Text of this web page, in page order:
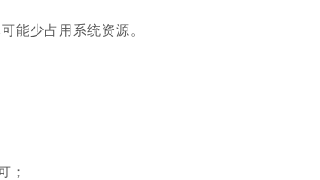
能少占用系统资源。
；